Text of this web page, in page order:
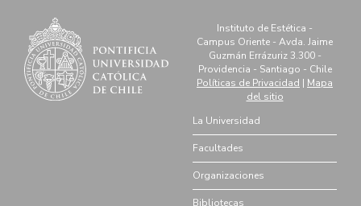
Instituto de Estética -
Campus Oriente - Avda. Jaime
Guzmán Errázuriz 3.300 -
Providencia - Santiago - Chile
Políticas de Privacidad | Mapa
del sitio
La Universidad
Facultades
Organizaciones
Bibliotecas